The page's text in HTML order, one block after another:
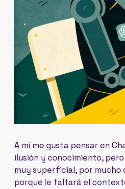
A mí me gusta pensar en
ilusión y conocimiento,
muy superficial, por mucho
porque le faltará el